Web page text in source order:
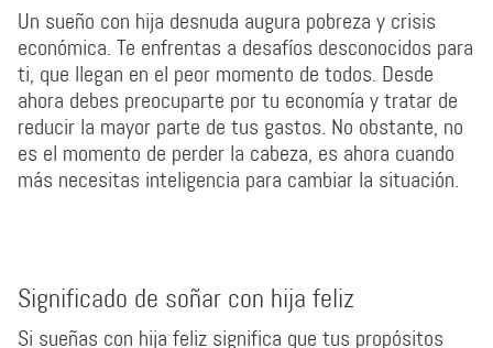
Un sueño con hija desnuda augura pobreza y crisis
económica. Te enfrentas a desafíos desconocidos para
ti, que llegan en el peor momento de todos. Desde
ahora debes preocuparte por tu economía y tratar de
reducir la mayor parte de tus gastos. No obstante, no
es el momento de perder la cabeza, es ahora cuando
más necesitas inteligencia para cambiar la situación.
Significado de soñar con hija feliz
Si sueñas con hija feliz significa que tus propósitos